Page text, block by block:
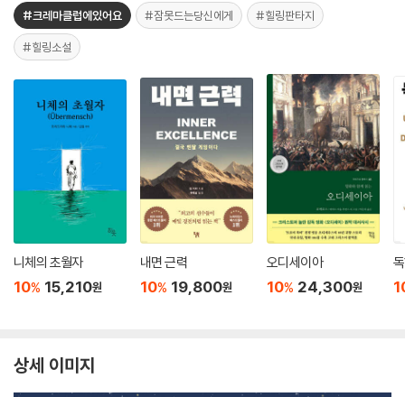
#크레마클럽에있어요 #잠못드는당신에게 #힐링판타지
#힐링소설
니체의 초월자
10% 15,210원
내면 근력
10% 19,800원
오디세이아
10% 24,300원
상세 이미지